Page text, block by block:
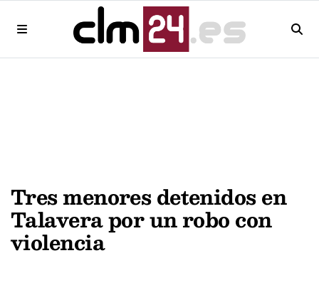
Tres menores detenidos en
Talavera por un robo con
violencia